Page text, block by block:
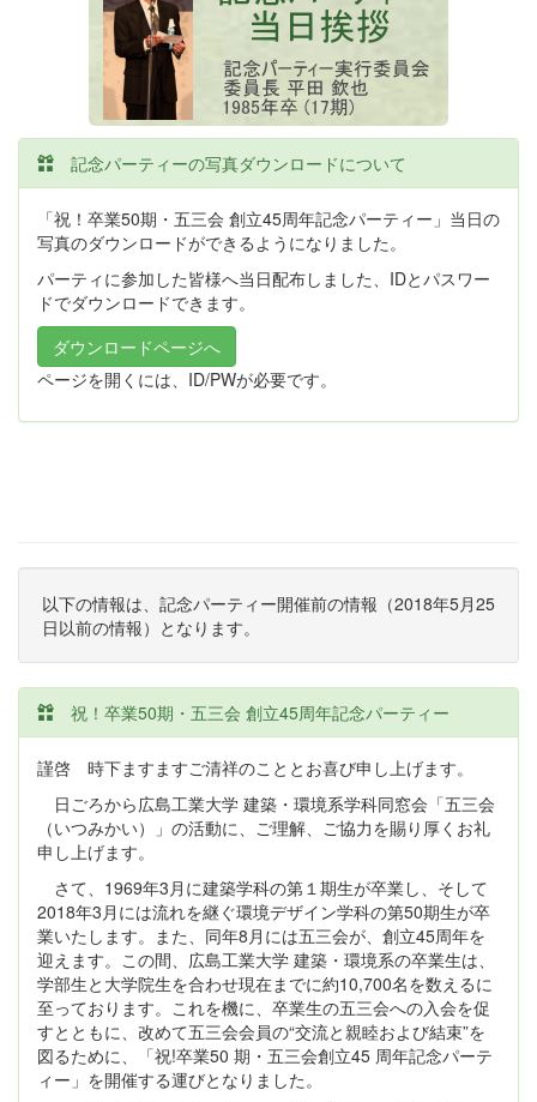
記念パーティーの写真ダウンロードについて
「祝！卒業50期・五三会 創立45周年記念パーティー」当日の
写真のダウンロードができるようになりました。
パーティに参加した皆様へ当日配布しました、IDとパスワー
ドでダウンロードできます。
ダウンロードページへ
ページを開くには、ID/PWが必要です。
以下の情報は、記念パーティー開催前の情報（2018年5月25
日以前の情報）となります。
祝！卒業50期・五三会 創立45周年記念パーティー
謹啓 時下ますますご清祥のこととお喜び申し上げます。
日ごろから広島工業大学 建築・環境系学科同窓会「五三会
（いつみかい）」の活動に、ご理解、ご協力を賜り厚くお礼
申し上げます。
さて、1969年3月に建築学科の第１期生が卒業し、そして
2018年3月には流れを継ぐ環境デザイン学科の第50期生が卒
業いたします。また、同年8月には五三会が、創立45周年を
迎えます。この間、広島工業大学 建築・環境系の卒業生は、
学部生と大学院生を合わせ現在までに約10,700名を数えるに
至っております。これを機に、卒業生の五三会への入会を促
すとともに、改めて五三会会員の“交流と親睦および結束”を
図るために、「祝!卒業50 期・五三会創立45 周年記念パーテ
ィー」を開催する運びとなりました。